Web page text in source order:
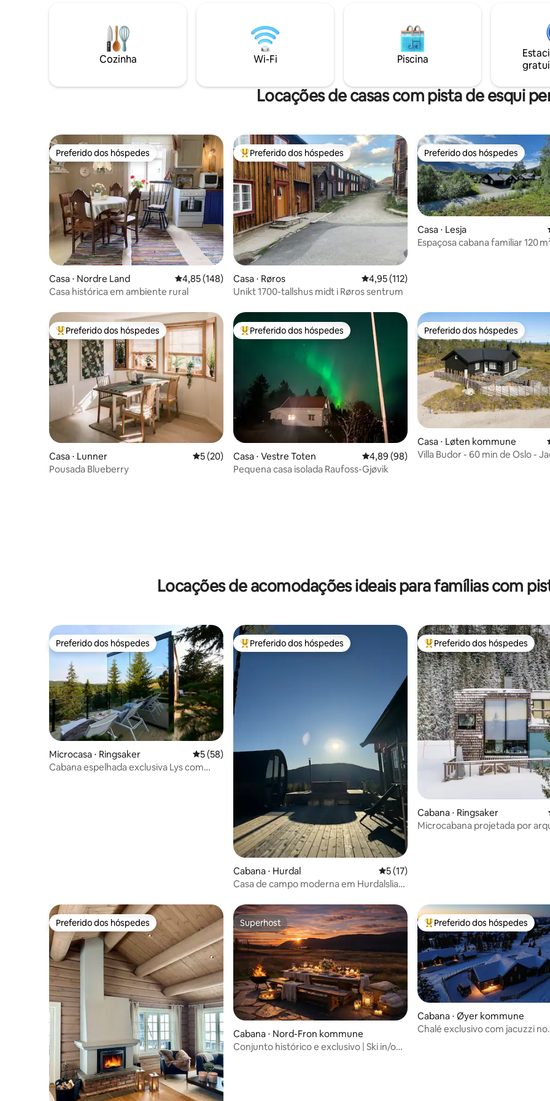
andar. Hems com dois quartos e solução
aberta até a sala de estar. Cozinha ampla
com acesso direto à sala de
tem um carregador de carro elétrico.
5 quartos, bem como sala de estar e
cozinha. Há 3 camas de casal, um beliche
familiar e uma cama de solteiro. Lá fora,
você tem uma vista encantadora do
assentos.
de carro do aeroporto OSL, 40
da cidade de Oslo. 4 km para Grua st e
trem para Oslo. Tv2 «Sommerhytta
2023», derramou nela.
Cozinha Wi-Fi Piscina
Locações de casas com pista de esqui
Preferido dos hóspedes
Preferido dos hóspedes
Casa ⋅ Nordre Land 4,85 de uma avaliação média de 5, 148 avaliações
4,85 (148)
Casa histórica em ambiente rural
Entre os melhores preferidos dos hóspedes
Preferido dos hóspedes
Casa ⋅ Røros 4,95 de uma avaliação média de 5, 112
4,95 (112)
Unikt 1700-tallshus midt i Røros sentrum
Preferido dos hóspedes
Preferido dos hóspedes
Casa ⋅ Lesja
Espaçosa cabana familiar 120
Entre os melhores preferidos dos hóspedes
Preferido dos hóspedes
Casa ⋅ Lunner 5 de uma avaliação média de 5, 20 avaliações
5 (20)
Pousada Blueberry
Entre os melhores preferidos dos hóspedes
Preferido dos hóspedes
Casa ⋅ Vestre Toten 4,89 de uma avaliação média de 5, 98
4,89 (98)
Pequena casa isolada Raufoss-Gjøvik
Preferido dos hóspedes
Preferido dos hóspedes
Casa ⋅ Løten kommune
Villa Budor - 60 min de Oslo -
Locações de acomodações ideais para famílias com
Preferido dos hóspedes
Preferido dos hóspedes
Microcasa ⋅ Ringsaker 5 de uma avaliação média de 5, 58 avaliações
5 (58)
Cabana espelhada exclusiva Lys com
Entre os melhores preferidos dos hóspedes
Preferido dos hóspedes
Cabana ⋅ Hurdal 5 de uma avaliação média de 5, 17
5 (17)
Casa de campo moderna em Hurdalslia
Entre os melhores preferidos
Preferido dos hóspedes
Cabana ⋅ Ringsaker
Microcabana projetada por
Preferido dos hóspedes
Preferido dos hóspedes Superhost
Superhost
Cabana ⋅ Nord-Fron kommune
Conjunto histórico e exclusivo | Ski in/out
Entre os melhores preferidos
Preferido dos hóspedes
Cabana ⋅ Øyer kommune
Chalé exclusivo com jacuzzi no